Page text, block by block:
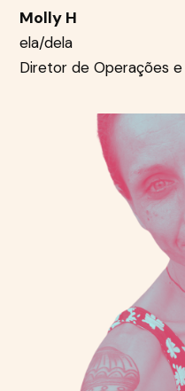
Molly H
ela/dela
Diretor de Operações